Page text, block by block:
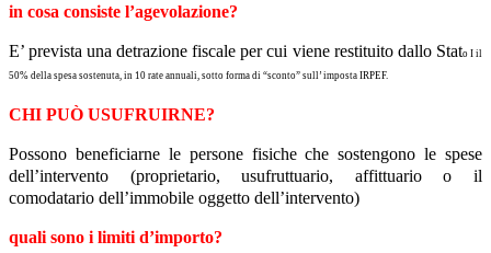
in cosa consiste l’agevolazione?
E’ prevista una detrazione fiscale per cui viene restituito dallo Stato I il
50% della spesa sostenuta, in 10 rate annuali, sotto forma di “sconto” sull’ imposta IRPEF.
CHI PUÒ USUFRUIRNE?
Possono beneficiarne le persone fisiche che sostengono le spese
dell’intervento (proprietario, usufruttuario, affittuario o il
comodatario dell’immobile oggetto dell’intervento)
quali sono i limiti d’importo?